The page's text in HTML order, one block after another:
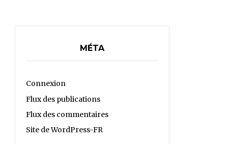
MÉTA
Connexion
Flux des publications
Flux des commentaires
Site de WordPress-FR